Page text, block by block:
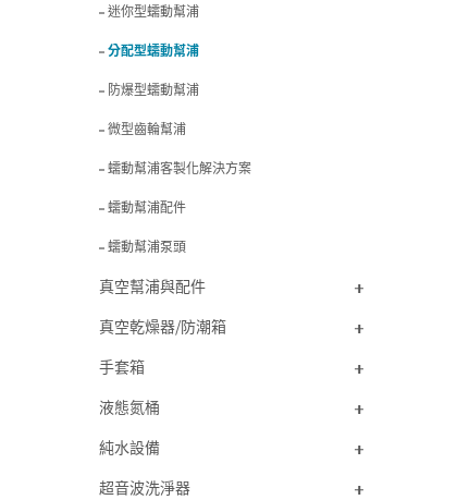
迷你型蠕動幫浦
分配型蠕動幫浦
防爆型蠕動幫浦
微型齒輪幫浦
蠕動幫浦客製化解決方案
蠕動幫浦配件
蠕動幫浦泵頭
真空幫浦與配件
真空乾燥器/防潮箱
手套箱
液態氮桶
純水設備
超音波洗淨器